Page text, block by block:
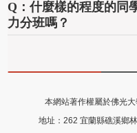
Q：什麼樣的程度的同
力分班嗎？
本網站著作權屬於佛光
地址： 262 宜蘭縣礁溪鄉